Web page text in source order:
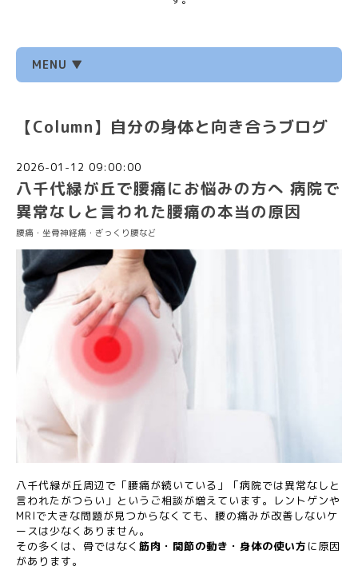
MENU ▼
【Column】自分の身体と向き合うブログ
2026-01-12 09:00:00
八千代緑が丘で腰痛にお悩みの方へ 病院で
異常なしと言われた腰痛の本当の原因
腰痛・坐骨神経痛・ぎっくり腰など
八千代緑が丘周辺で「腰痛が続いている」「病院では異常なしと
言われたがつらい」というご相談が増えています。レントゲンや
MRIで大きな問題が見つからなくても、腰の痛みが改善しないケ
ースは少なくありません。
その多くは、骨ではなく 筋肉・関節の動き・身体の使い方 に原因
があります。